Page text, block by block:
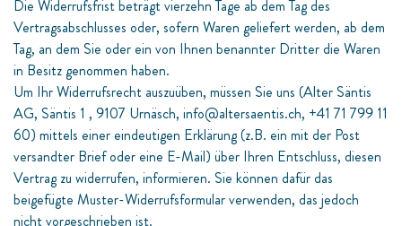
Die Widerrufsfrist beträgt vierzehn Tage ab dem Tag des
Vertragsabschlusses oder, sofern Waren geliefert werden, ab dem
Tag, an dem Sie oder ein von Ihnen benannter Dritter die Waren
in Besitz genommen haben.
Um Ihr Widerrufsrecht auszuüben, müssen Sie uns (Alter Säntis
AG, Säntis 1 , 9107 Urnäsch, info@altersaentis.ch, +41 71 799 11
60) mittels einer eindeutigen Erklärung (z.B. ein mit der Post
versandter Brief oder eine E-Mail) über Ihren Entschluss, diesen
Vertrag zu widerrufen, informieren. Sie können dafür das
beigefügte Muster-Widerrufsformular verwenden, das jedoch
nicht vorgeschrieben ist.